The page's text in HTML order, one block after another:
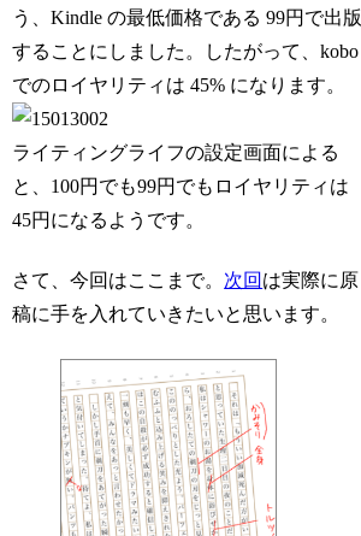
う、Kindle の最低価格である 99円で出版
することにしました。したがって、kobo
でのロイヤリティは 45% になります。
ライティングライフの設定画面による
と、100円でも99円でもロイヤリティは
45円になるようです。
さて、今回はここまで。 次回 は実際に原
稿に手を入れていきたいと思います。